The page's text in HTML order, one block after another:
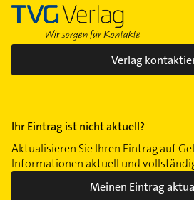
Verlag
Ihr Eintrag ist nicht aktuell?
Aktualisieren Sie Ihren Eintrag auf
Informationen aktuell und
Meinen Eintrag